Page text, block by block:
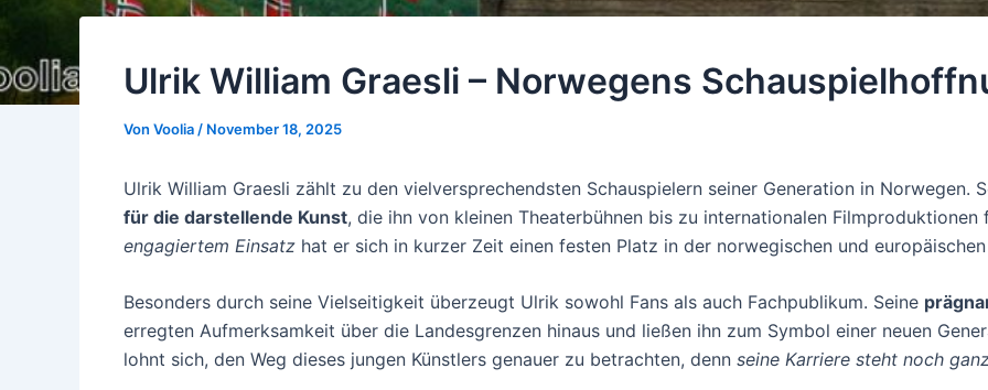
Ulrik William Graesli – Norwegens
Von Voolia / November 18, 2025
Ulrik William Graesli zählt zu den vielversprechendsten Schauspielern seiner Generation in Norwegen.
für die darstellende Kunst, die ihn von kleinen Theaterbühnen bis zu internationalen
engagiertem Einsatz hat er sich in kurzer Zeit einen festen Platz in der norwegischen und
Besonders durch seine Vielseitigkeit überzeugt Ulrik sowohl Fans als auch Fachpublikum. Seine
erregten Aufmerksamkeit über die Landesgrenzen hinaus und ließen ihn zum Symbol einer neuen
lohnt sich, den Weg dieses jungen Künstlers genauer zu betrachten, denn seine Karriere steht noch